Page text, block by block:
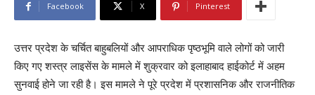
Facebook X Pinterest
उत्तर प्रदेश के चर्चित बाहुबलियों और आपराधिक पृष्ठभूमि वाले लोगों को जारी
किए गए शस्त्र लाइसेंस के मामले में शुक्रवार को इलाहाबाद हाईकोर्ट में अहम
सुनवाई होने जा रही है। इस मामले ने पूरे प्रदेश में प्रशासनिक और राजनीतिक